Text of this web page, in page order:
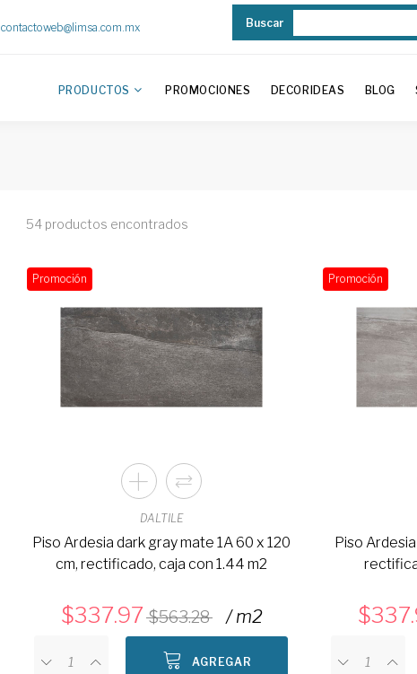
contactoweb@limsa.com.mx Buscar
PRODUCTOS PROMOCIONES DECORIDEAS BLOG
54 productos encontrados
Promoción
DALTILE
Piso Ardesia dark gray mate 1A 60 x 120
cm, rectificado, caja con 1.44 m2
337.97 563.28 / m2
AGREGAR
Promoción
Piso